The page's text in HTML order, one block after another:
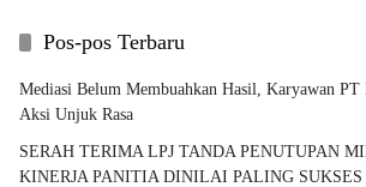
Pos-pos Terbaru
Mediasi Belum Membuahkan Hasil, Karyawan
Aksi Unjuk Rasa
SERAH TERIMA LPJ TANDA PENUTUPAN
KINERJA PANITIA DINILAI PALING